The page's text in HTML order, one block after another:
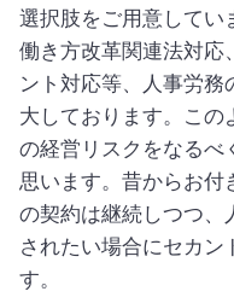
選択肢をご用意してい
働き方改革関連法対応
ント対応等、人事労務
大しております。この
の経営リスクをなるべ
思います。昔からお付
の契約は継続しつつ、
されたい場合にセカ
す。